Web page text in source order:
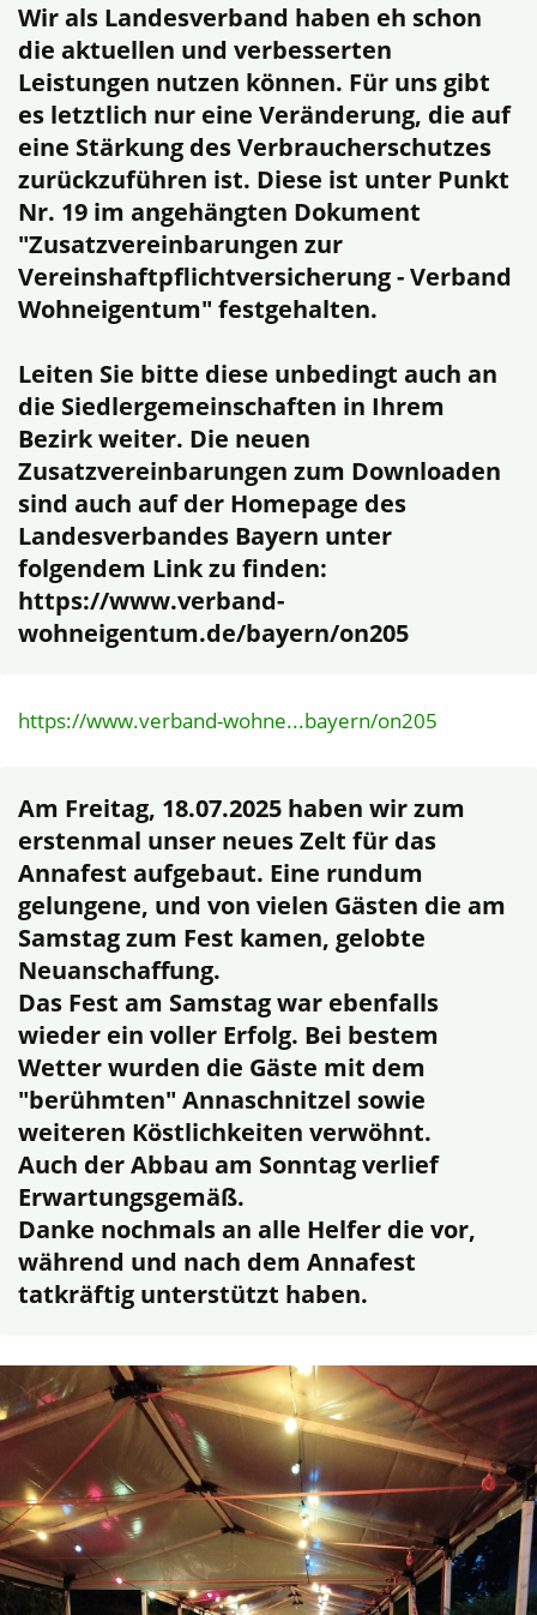
Wir als Landesverband haben eh schon
die aktuellen und verbesserten
Leistungen nutzen können. Für uns gibt
es letztlich nur eine Veränderung, die auf
eine Stärkung des Verbraucherschutzes
zurückzuführen ist. Diese ist unter Punkt
Nr. 19 im angehängten Dokument
"Zusatzvereinbarungen zur
Vereinshaftpflichtversicherung - Verband
Wohneigentum" festgehalten.
Leiten Sie bitte diese unbedingt auch an
die Siedlergemeinschaften in Ihrem
Bezirk weiter. Die neuen
Zusatzvereinbarungen zum Downloaden
sind auch auf der Homepage des
Landesverbandes Bayern unter
folgendem Link zu finden:
https://www.verband-
wohneigentum.de/bayern/on205
https://www.verband-wohne...bayern/on205
Am Freitag, 18.07.2025 haben wir zum
erstenmal unser neues Zelt für das
Annafest aufgebaut. Eine rundum
gelungene, und von vielen Gästen die am
Samstag zum Fest kamen, gelobte
Neuanschaffung.
Das Fest am Samstag war ebenfalls
wieder ein voller Erfolg. Bei bestem
Wetter wurden die Gäste mit dem
"berühmten" Annaschnitzel sowie
weiteren Köstlichkeiten verwöhnt.
Auch der Abbau am Sonntag verlief
Erwartungsgemäß.
Danke nochmals an alle Helfer die vor,
während und nach dem Annafest
tatkräftig unterstützt haben.